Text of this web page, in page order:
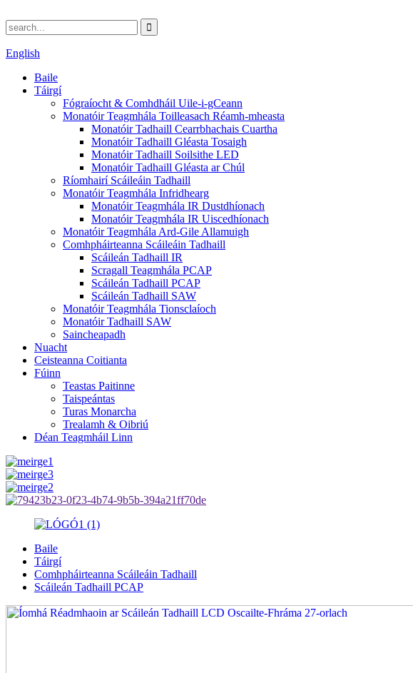
English
Baile
Táirgí
Fógraíocht & Comhdháil Uile-i-gCeann
Monatóir Teagmhála Toilleasach Réamh-mheasta
Monatóir Tadhaill Cearrbhachais Cuartha
Monatóir Tadhaill Gléasta Tosaigh
Monatóir Tadhaill Soilsithe LED
Monatóir Tadhaill Gléasta ar Chúl
Ríomhairí Scáileáin Tadhaill
Monatóir Teagmhála Infridhearg
Monatóir Teagmhála IR Dustdhíonach
Monatóir Teagmhála IR Uiscedhíonach
Monatóir Teagmhála Ard-Gile Allamuigh
Comhpháirteanna Scáileáin Tadhaill
Scáileán Tadhaill IR
Scragall Teagmhála PCAP
Scáileán Tadhaill PCAP
Scáileán Tadhaill SAW
Monatóir Teagmhála Tionsclaíoch
Monatóir Tadhaill SAW
Saincheapadh
Nuacht
Ceisteanna Coitianta
Fúinn
Teastas Paitinne
Taispeántas
Turas Monarcha
Trealamh & Oibriú
Déan Teagmháil Linn
Baile
Táirgí
Comhpháirteanna Scáileáin Tadhaill
Scáileán Tadhaill PCAP